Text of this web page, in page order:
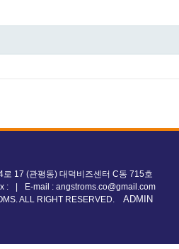
17 (관평동) 대덕비즈센터 C동 715호
:
E-mail : angstroms.co@gmail.com
ALL RIGHT RESERVED.
ADMIN